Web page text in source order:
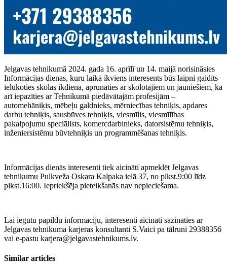
Jelgavas tehnikumā 2024. gada 16. aprīlī un 14. maijā norisināsies
Informācijas dienas, kuru laikā ikviens interesents būs laipni gaidīts
ielūkoties skolas ikdienā, aprunāties ar skolotājiem un jauniešiem, kā
arī iepazīties ar Tehnikumā piedāvātajām profesijām –
automehāniķis, mēbeļu galdnieks, mērniecības tehniķis, apdares
darbu tehniķis, sausbūves tehniķis, viesmīlis, viesmīlības
pakalpojumu speciālists, komercdarbinieks, datorsistēmu tehniķis,
inženiersistēmu būvtehniķis un programmēšanas tehniķis.
Informācijas dienās interesenti tiek aicināti apmeklēt Jelgavas
tehnikumu Pulkveža Oskara Kalpaka ielā 37, no plkst.9:00 līdz
plkst.16:00. Iepriekšēja pieteikšanās nav nepieciešama.
Lai iegūtu papildu informāciju, interesenti aicināti sazināties ar
Jelgavas tehnikuma karjeras konsultanti S.Vaici pa tālruni 29388356
vai e-pastu karjera@jelgavastehnikums.lv.
Similar articles